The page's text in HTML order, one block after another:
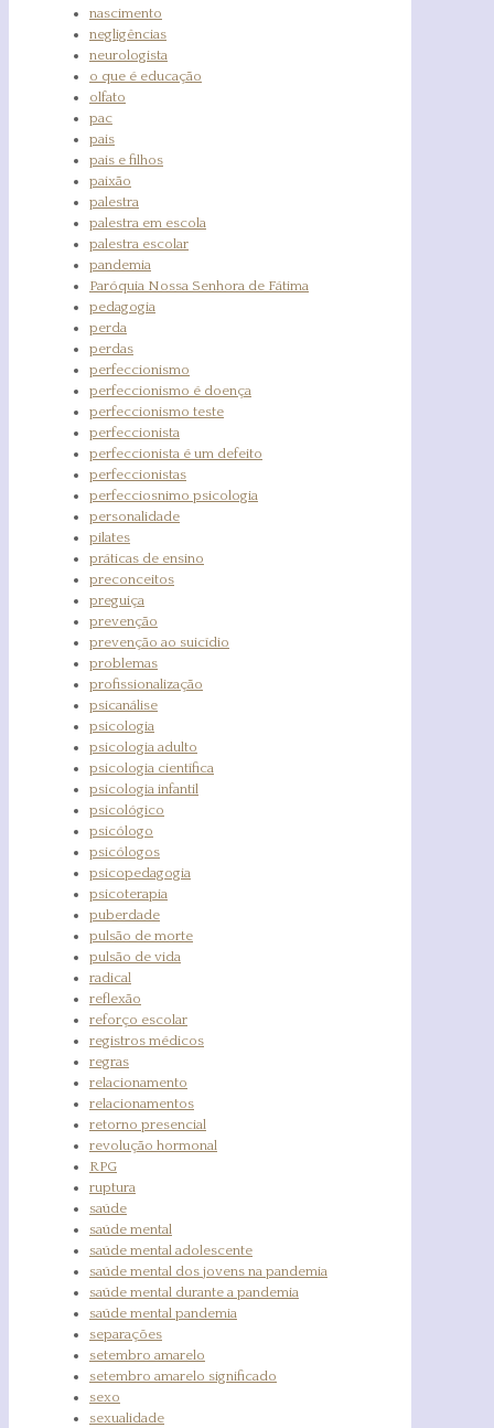
nascimento
negligências
neurologista
o que é educação
olfato
pac
pais
pais e filhos
paixão
palestra
palestra em escola
palestra escolar
pandemia
Paróquia Nossa Senhora de Fátima
pedagogia
perda
perdas
perfeccionismo
perfeccionismo é doença
perfeccionismo teste
perfeccionista
perfeccionista é um defeito
perfeccionistas
perfecciosnimo psicologia
personalidade
pilates
práticas de ensino
preconceitos
preguiça
prevenção
prevenção ao suicídio
problemas
profissionalização
psicanálise
psicologia
psicologia adulto
psicologia científica
psicologia infantil
psicológico
psicólogo
psicólogos
psicopedagogia
psicoterapia
puberdade
pulsão de morte
pulsão de vida
radical
reflexão
reforço escolar
registros médicos
regras
relacionamento
relacionamentos
retorno presencial
revolução hormonal
RPG
ruptura
saúde
saúde mental
saúde mental adolescente
saúde mental dos jovens na pandemia
saúde mental durante a pandemia
saúde mental pandemia
separações
setembro amarelo
setembro amarelo significado
sexo
sexualidade